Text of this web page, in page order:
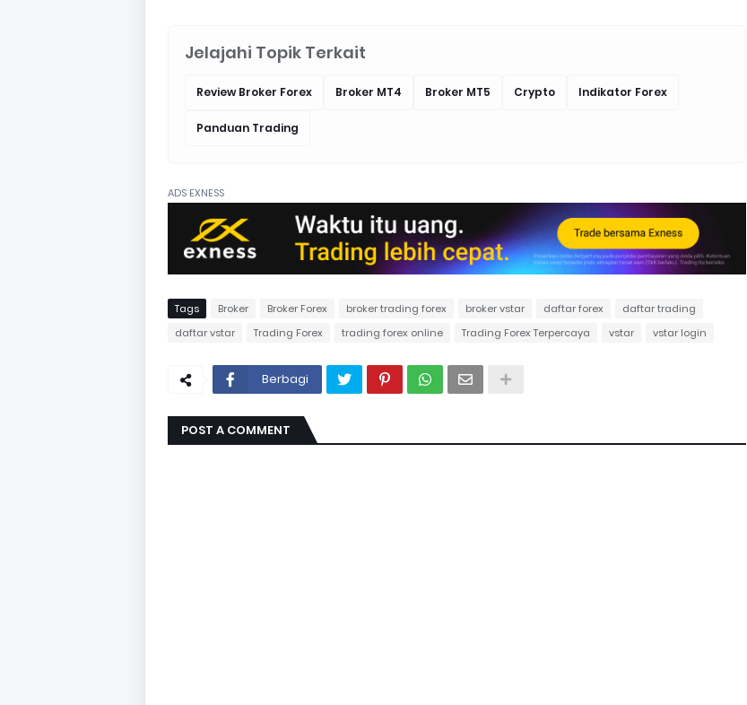
Jelajahi Topik Terkait
Review Broker Forex Broker MT4 Broker MT5 Crypto Indikator Forex
Panduan Trading
ADS EXNESS
Tags Broker Broker Forex broker trading forex broker vstar daftar forex
daftar trading
daftar vstar
Trading Forex trading forex online Trading Forex Terpercaya vstar vstar login
Berbagi
POST A COMMENT